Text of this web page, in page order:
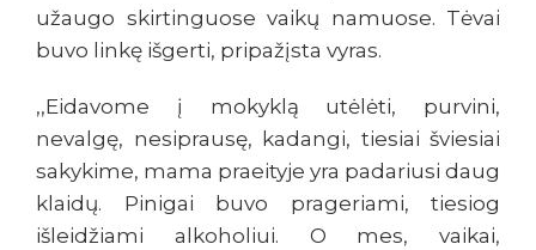
užaugo skirtinguose vaikų namuose. Tėvai
buvo linkę išgerti, pripažįsta vyras.
,,Eidavome į mokyklą utėlėti, purvini,
nevalgę, nesiprausę, kadangi, tiesiai šviesiai
sakykime, mama praeityje yra padariusi daug
klaidų. Pinigai buvo prageriami, tiesiog
išleidžiami alkoholiui. O mes, vaikai,